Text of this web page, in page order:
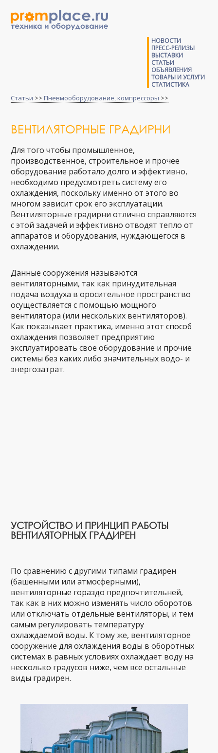
НОВОСТИ
ПРЕСС-РЕЛИЗЫ
ВЫСТАВКИ
СТАТЬИ
ОБЪЯВЛЕНИЯ
ТОВАРЫ И УСЛУГИ
СТАТИСТИКА
Статьи >> Пневмооборудование, компрессоры >>
ВЕНТИЛЯТОРНЫЕ ГРАДИРНИ
Для того чтобы промышленное,
производственное, строительное и прочее
оборудование работало долго и эффективно,
необходимо предусмотреть систему его
охлаждения, поскольку именно от этого во
многом зависит срок его эксплуатации.
Вентиляторные градирни отлично справляются
с этой задачей и эффективно отводят тепло от
аппаратов и оборудования, нуждающегося в
охлаждении.
Данные сооружения называются
вентиляторными, так как принудительная
подача воздуха в оросительное пространство
осуществляется с помощью мощного
вентилятора (или нескольких вентиляторов).
Как показывает практика, именно этот способ
охлаждения позволяет предприятию
эксплуатировать свое оборудование и прочие
системы без каких либо значительных водо- и
энергозатрат.
УСТРОЙСТВО И ПРИНЦИП РАБОТЫ
ВЕНТИЛЯТОРНЫХ ГРАДИРЕН
По сравнению с другими типами градирен
(башенными или атмосферными),
вентиляторные гораздо предпочтительней,
так как в них можно изменять число оборотов
или отключать отдельные вентиляторы, и тем
самым регулировать температуру
охлаждаемой воды. К тому же, вентиляторное
сооружение для охлаждения воды в оборотных
системах в равных условиях охлаждает воду на
несколько градусов ниже, чем все остальные
виды градирен.